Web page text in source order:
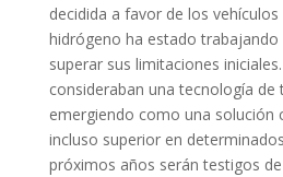
decidida a favor de los
hidrógeno ha estado
superar sus limitaciones
consideraban una tecnología de
emergiendo como una solución
incluso superior en
próximos años serán testigos